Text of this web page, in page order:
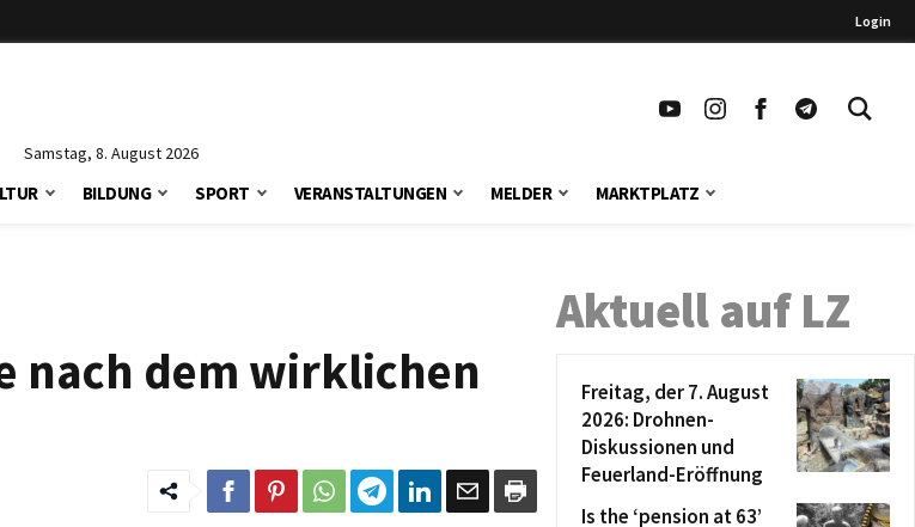
Login
Samstag, 8. August 2026
BILDUNG SPORT VERANSTALTUNGEN MELDER MARKTPLATZ
nach dem wirklichen
Aktuell auf LZ
Freitag, der 7. August
2026: Drohnen-
Diskussionen und
Feuerland-Eröffnung
Is the ‘pension at 63’